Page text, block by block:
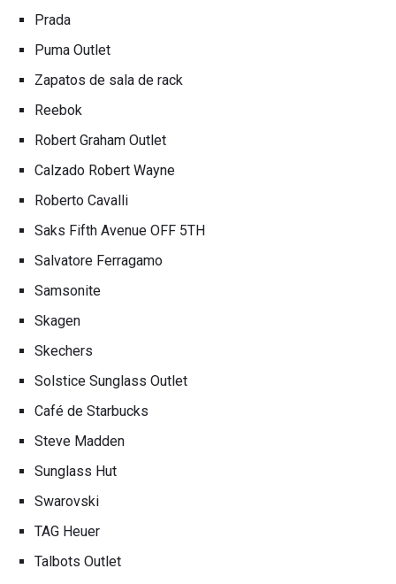
Prada
Puma Outlet
Zapatos de sala de rack
Reebok
Robert Graham Outlet
Calzado Robert Wayne
Roberto Cavalli
Saks Fifth Avenue OFF 5TH
Salvatore Ferragamo
Samsonite
Skagen
Skechers
Solstice Sunglass Outlet
Café de Starbucks
Steve Madden
Sunglass Hut
Swarovski
TAG Heuer
Talbots Outlet